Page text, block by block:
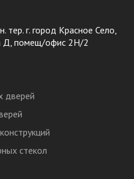
тер. г. город Красное Село,
Д, помещ/офис 2Н/2
дверей
стекол